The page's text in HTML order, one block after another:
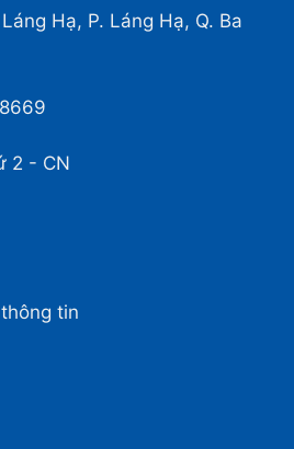
Hạ, P. Láng Hạ, Q. Ba
2 - CN
tin